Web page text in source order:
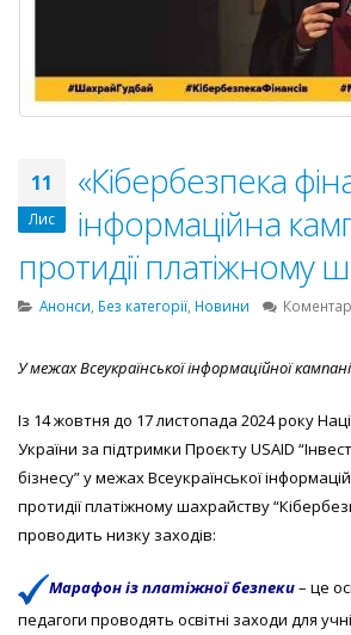
11
Лис
«Кібербезпека
інформаційна
протидії платіжному
Анонси Без категорії, Новини
У межах Всеукраїнської інформаційної
Із 14 жовтня до 17 листопада 2024 року
України за підтримки Проєкту USAID
бізнесу” у межах Всеукраїнської
протидії платіжному шахрайству
проводить низку заходів:
Марафон із платіжної безпеки– це
педагоги проводять освітні заходи для